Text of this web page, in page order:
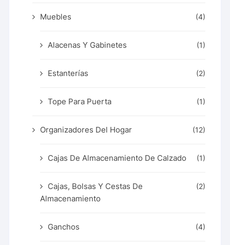
Muebles (4)
Alacenas Y Gabinetes (1)
Estanterías (2)
Tope Para Puerta (1)
Organizadores Del Hogar (12)
Cajas De Almacenamiento De Calzado (1)
Cajas, Bolsas Y Cestas De
Almacenamiento
(2)
Ganchos (4)